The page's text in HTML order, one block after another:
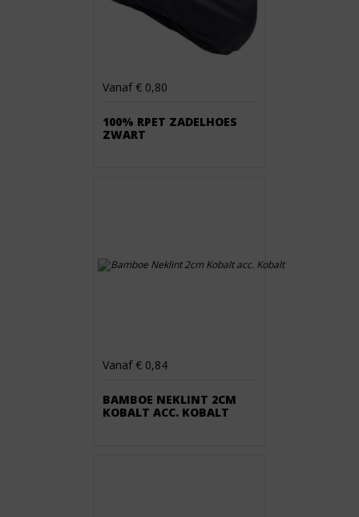
Vanaf € 0,80
100% RPET ZADELHOES
ZWART
Vanaf € 0,84
BAMBOE NEKLINT 2CM
KOBALT ACC. KOBALT